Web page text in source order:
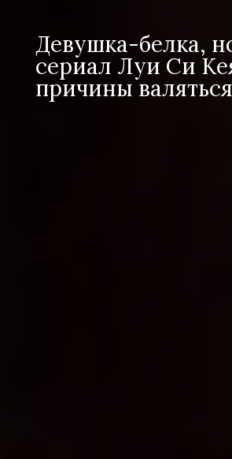
Девушка-белка,
сериал Луи Си
причины